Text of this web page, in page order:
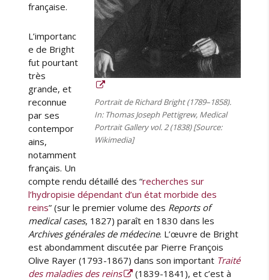
Portrait de Richard Bright (1789–1858).
In: Thomas Joseph Pettigrew, Medical
Portrait Galleryvol. 2 (1838) [Source:
Wikimedia]
française.
L’importanc
e de Bright
fut pourtant
très
grande, et
reconnue
par ses
contempor
ains,
notamment
français. Un
compte rendu détaillé des “recherches sur
l’hydropisie dépendant d’un état morbide des
reins” (sur le premier volume des Reports of
medical cases, 1827) paraît en 1830 dans les
Archives générales de médecine. L’œuvre de Bright
est abondamment discutée par Pierre François
Olive Rayer (1793-1867) dans son important Traité
des maladies des reins
(1839-1841), et c’est à